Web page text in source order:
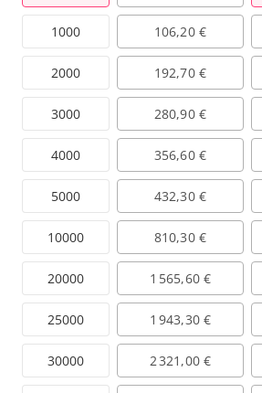
1000
2000
3000
4000
5000
10000
20000
25000
30000
106,20 €
192,70 €
280,90 €
356,60 €
432,30 €
810,30 €
1 565,60 €
1 943,30 €
2 321,00 €